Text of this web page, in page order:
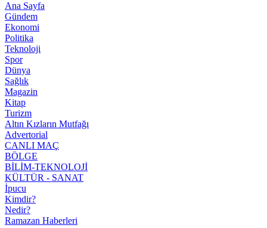
Ana Sayfa
Gündem
Ekonomi
Politika
Teknoloji
Spor
Dünya
Sağlık
Magazin
Kitap
Turizm
Altın Kızların Mutfağı
Advertorial
CANLI MAÇ
BÖLGE
BİLİM-TEKNOLOJİ
KÜLTÜR - SANAT
İpucu
Kimdir?
Nedir?
Ramazan Haberleri